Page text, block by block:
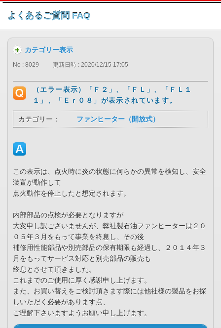
このページの本文へ
よくあるご質問 FAQ
カテゴリー表示
No : 8029 更新日時 : 2020/12/15 17:05
（エラー表示）「Ｆ２」、「ＦＬ」、「ＦＬ１
１」、「Ｅｒ０８」が表示されています。
カテゴリー： ファンヒーター（開放式）
この表示は、点火時に炎の状態に何らかの異常を検知し、安全
装置が動作して
点火動作を停止したと想定されます。
内部部品の点検が必要となりますが
大変申し訳ございませんが、弊社製石油ファンヒーターは２０
０５年３月をもって事業を終息し、その後
補修用性能部品や別売部品の保有期限も経過し、２０１４年３
月をもってサービス対応と別売部品の販売も
終息とさせて頂きました。
これまでのご使用に厚く感謝申し上げます。
また、お買い替えをご検討頂きます際には他社様の製品をお探
しいただく必要があります点、
ご理解下さいますようお願い申し上げます。